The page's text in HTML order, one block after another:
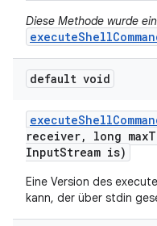
Diese Methode wurde
default void
executeShell
receiver, long max
InputStream is)
Eine Version des
kann, der über stdin